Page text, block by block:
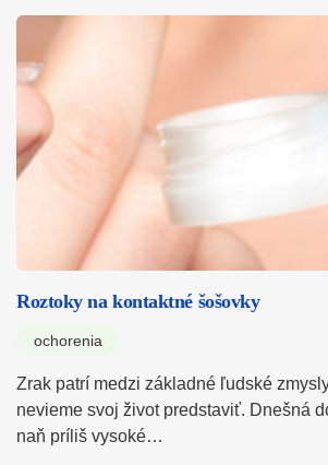
Roztoky na kontaktné šošovky
ochorenia
Zrak patrí medzi základné ľudské
nevieme svoj život predstaviť. Dnešná
naň príliš vysoké…